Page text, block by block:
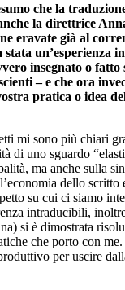
che la
la direttrice
eravate già al
stata un’esperienza
insegnato o
– e che ora
pratica o idea
mi sono più chiari
di uno sguardo
ma anche sulla
dello scritto
su cui ci siamo
intraducibili,
si è dimostrata
che porto con
per uscire